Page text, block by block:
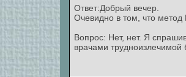
Ответ:Добрый вечер.
Очевидно в том, что метод
Вопрос: Нет, нет. Я
врачами трудноизлечимой